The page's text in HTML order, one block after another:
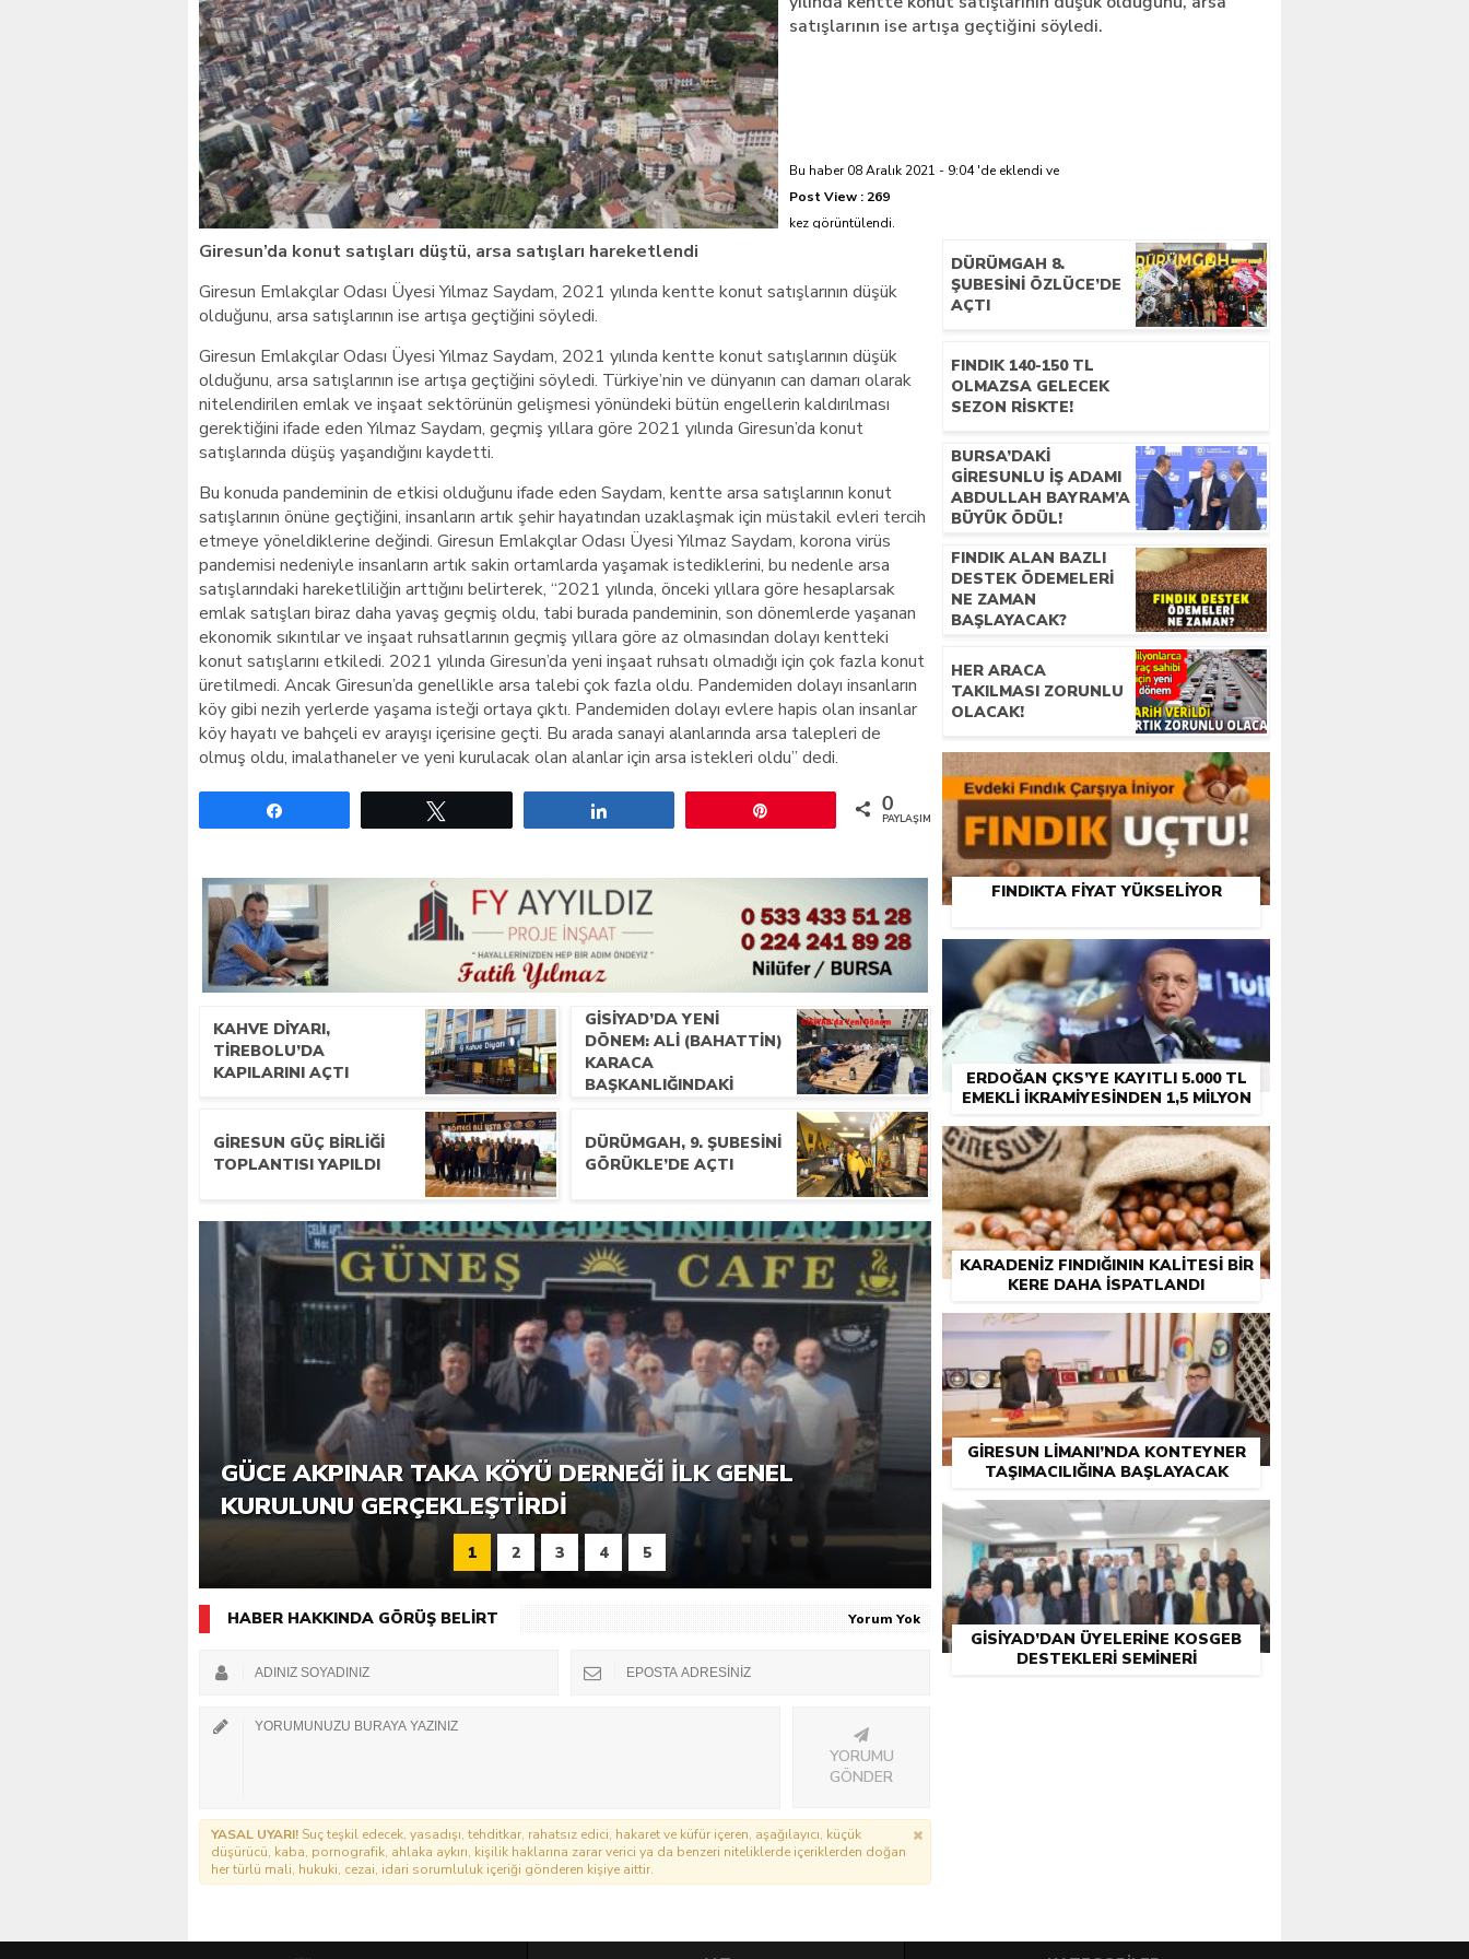
Giresunlu sürücü Orhangazi’de hayatını kaybetti
satışlarının ise artışa geçtiğini söyledi.
Bu haber 08 Aralık 2021 - 9:04 'de eklendi ve
Post View : 269
kez görüntülendi.
Giresun’da konut satışları düştü, arsa satışları hareketlendi
Giresun Emlakçılar Odası Üyesi Yılmaz Saydam, 2021 yılında kentte konut satışlarının düşük
olduğunu, arsa satışlarının ise artışa geçtiğini söyledi.
Giresun Emlakçılar Odası Üyesi Yılmaz Saydam, 2021 yılında kentte konut satışlarının düşük
olduğunu, arsa satışlarının ise artışa geçtiğini söyledi. Türkiye’nin ve dünyanın can damarı olarak
nitelendirilen emlak ve inşaat sektörünün gelişmesi yönündeki bütün engellerin kaldırılması
gerektiğini ifade eden Yılmaz Saydam, geçmiş yıllara göre 2021 yılında Giresun’da konut
satışlarında düşüş yaşandığını kaydetti.
Bu konuda pandeminin de etkisi olduğunu ifade eden Saydam, kentte arsa satışlarının konut
satışlarının önüne geçtiğini, insanların artık şehir hayatından uzaklaşmak için müstakil evleri tercih
etmeye yöneldiklerine değindi. Giresun Emlakçılar Odası Üyesi Yılmaz Saydam, korona virüs
pandemisi nedeniyle insanların artık sakin ortamlarda yaşamak istediklerini, bu nedenle arsa
satışlarındaki hareketliliğin arttığını belirterek, “2021 yılında, önceki yıllara göre hesaplarsak
emlak satışları biraz daha yavaş geçmiş oldu, tabi burada pandeminin, son dönemlerde yaşanan
ekonomik sıkıntılar ve inşaat ruhsatlarının geçmiş yıllara göre az olmasından dolayı kentteki
konut satışlarını etkiledi. 2021 yılında Giresun’da yeni inşaat ruhsatı olmadığı için çok fazla konut
üretilmedi. Ancak Giresun’da genellikle arsa talebi çok fazla oldu. Pandemiden dolayı insanların
köy gibi nezih yerlerde yaşama isteği ortaya çıktı. Pandemiden dolayı evlere hapis olan insanlar
köy hayatı ve bahçeli ev arayışı içerisine geçti. Bu arada sanayi alanlarında arsa talepleri de
olmuş oldu, imalathaneler ve yeni kurulacak olan alanlar için arsa istekleri oldu” dedi.
0
PAYLAŞIMLAR
KAHVE DIYARI,
TIREBOLU’DA
KAPILARINI AÇTI
GİSİYAD’DA YENI
DÖNEM: ALI (BAHATTIN)
KARACA
BAŞKANLIĞINDAKI
TOPLANTISINI
GERÇEKLEŞTIRDI
GIRESUN GÜÇ BIRLIĞI
TOPLANTISI YAPILDI
DÜRÜMGAH, 9. ŞUBESINI
GÖRÜKLE’DE AÇTI
6. GÜCE TEKKEKÖY DERNEĞI PIKNIK ŞÖLENI YOĞUN
KATILIMLA GERÇEKLEŞTI
GÜCE AKPINAR TAKA KÖYÜ DERNEĞI İLK GENEL
KURULUNU GERÇEKLEŞTIRDI
1 2 3 4 5
HABER HAKKINDA GÖRÜŞ BELİRT Yorum Yok
YORUMU
GÖNDER
YASAL UYARI! Suç teşkil edecek, yasadışı, tehditkar, rahatsız edici, hakaret ve küfür içeren, aşağılayıcı, küçük
düşürücü, kaba, pornografik, ahlaka aykırı, kişilik haklarına zarar verici ya da benzeri niteliklerde içeriklerden doğan
her türlü mali, hukuki, cezai, idari sorumluluk içeriği gönderen kişiye aittir.
DÜRÜMGAH 8.
ŞUBESINI ÖZLÜCE’DE
AÇTI
FINDIK 140-150 TL
OLMAZSA GELECEK
SEZON RISKTE!
BURSA’DAKI
GIRESUNLU İŞ ADAMI
ABDULLAH BAYRAM’A
BÜYÜK ÖDÜL!
FINDIK ALAN BAZLI
DESTEK ÖDEMELERI
NE ZAMAN
BAŞLAYACAK?
HER ARACA
TAKILMASI ZORUNLU
OLACAK!
FINDIKTA FIYAT YÜKSELIYOR
ERDOĞAN ÇKS’YE KAYITLI 5.000 TL
EMEKLI İKRAMIYESINDEN 1,5 MILYON
KARADENIZ FINDIĞININ KALITESI BIR
KERE DAHA ISPATLANDI
GIRESUN LIMANI’NDA KONTEYNER
TAŞIMACILIĞINA BAŞLAYACAK
GİSİYAD’DAN ÜYELERINE KOSGEB
DESTEKLERI SEMINERI